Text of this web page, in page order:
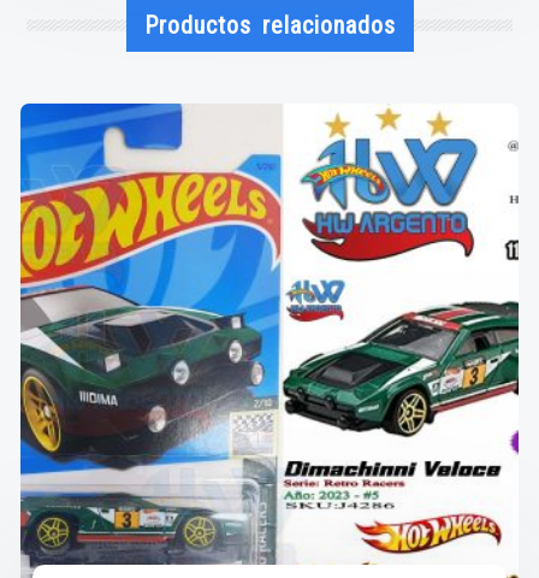
Productos relacionados